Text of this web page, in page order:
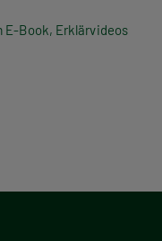
E-Book, Erklärvideos